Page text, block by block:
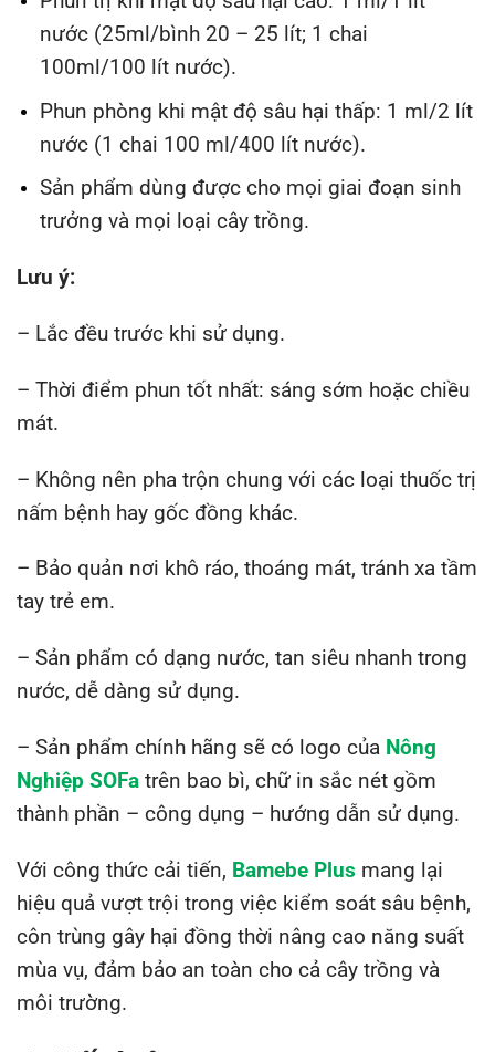
nước (25ml/bình 20 – 25 lít; 1 chai
100ml/100 lít nước).
Phun phòng khi mật độ sâu hại thấp: 1 ml/2 lít
nước (1 chai 100 ml/400 lít nước).
Sản phẩm dùng được cho mọi giai đoạn sinh
trưởng và mọi loại cây trồng.
Lưu ý:
– Lắc đều trước khi sử dụng.
– Thời điểm phun tốt nhất: sáng sớm hoặc chiều
mát.
– Không nên pha trộn chung với các loại thuốc trị
nấm bệnh hay gốc đồng khác.
– Bảo quản nơi khô ráo, thoáng mát, tránh xa tầm
tay trẻ em.
– Sản phẩm có dạng nước, tan siêu nhanh trong
nước, dễ dàng sử dụng.
– Sản phẩm chính hãng sẽ có logo của Nông
Nghiệp SOFa trên bao bì, chữ in sắc nét gồm
thành phần – công dụng – hướng dẫn sử dụng.
Với công thức cải tiến, Bamebe Plus mang lại
hiệu quả vượt trội trong việc kiểm soát sâu bệnh,
côn trùng gây hại đồng thời nâng cao năng suất
mùa vụ, đảm bảo an toàn cho cả cây trồng và
môi trường.